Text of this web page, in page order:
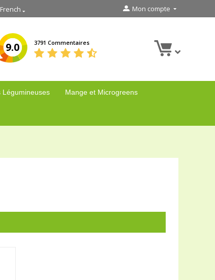
French Mon compte
9.0 3791 Commentaires
Légumineuses Mange et Microgreens